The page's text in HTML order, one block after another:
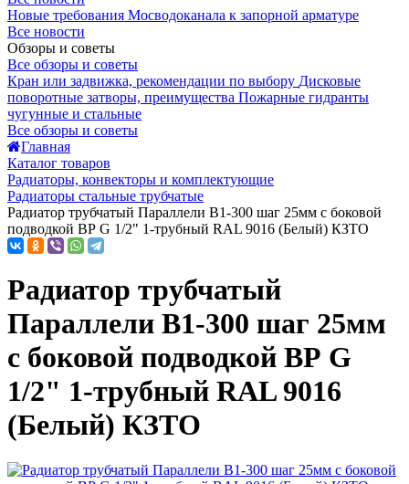
Новые требования Мосводоканала к запорной арматуре
Все новости
Обзоры и советы
Все обзоры и советы
Кран или задвижка, рекомендации по выбору Дисковые
поворотные затворы, преимущества Пожарные гидранты
чугунные и стальные
Все обзоры и советы
Главная
Каталог товаров
Радиаторы, конвекторы и комплектующие
Радиаторы стальные трубчатые
Радиатор трубчатый Параллели В1-300 шаг 25мм с боковой
подводкой ВР G 1/2" 1-трубный RAL 9016 (Белый) КЗТО
Радиатор трубчатый
Параллели В1-300 шаг 25мм
с боковой подводкой ВР G
1/2" 1-трубный RAL 9016
(Белый) КЗТО